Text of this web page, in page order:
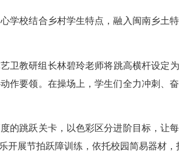
校结合乡村学生特点，融入闽南乡土
教研组长林碧玲老师将跳高横杆设定
作要领。在操场上，学生们全力冲刺、
跳跃关卡，以色彩区分进阶目标，让每
展节拍跃障训练，依托校园简易器材，